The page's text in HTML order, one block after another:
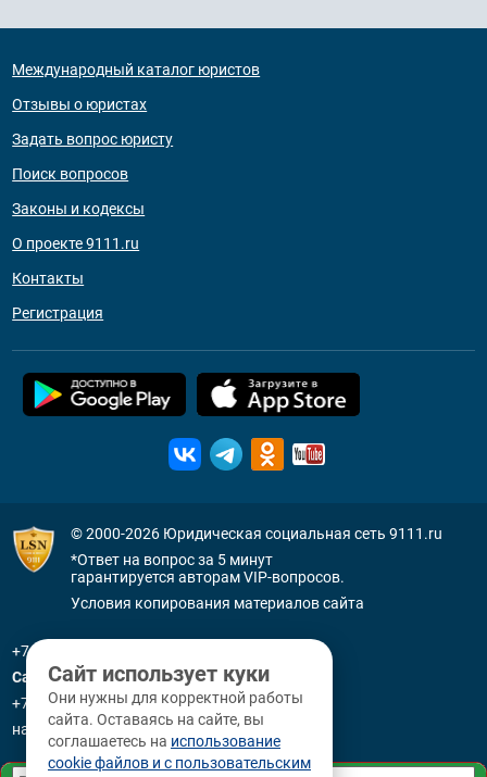
Международный каталог юристов
Отзывы о юристах
Задать вопрос юристу
Поиск вопросов
Законы и кодексы
О проекте 9111.ru
Контакты
Регистрация
© 2000-2026 Юридическая социальная сеть 9111.ru
*Ответ на вопрос за 5 минут
гарантируется авторам VIP-вопросов.
Условия копирования материалов сайта
+7 (800) 505-91-11
Санкт-Петербург
+7 (812) 336-92-64
наб. р. Фонтанки, д. 59
Сайт использует куки
Они нужны для корректной работы
сайта. Оставаясь на сайте, вы
соглашаетесь на использование
cookie файлов и с пользовательским